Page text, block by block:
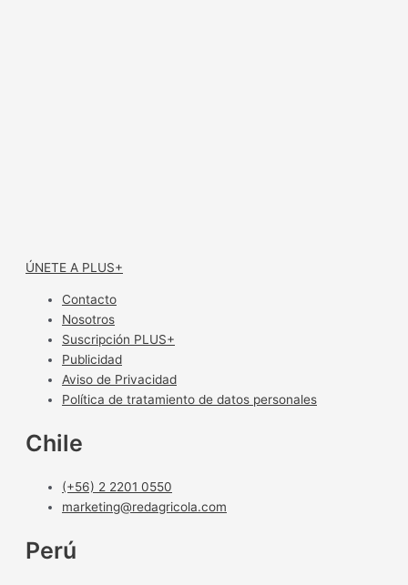
ÚNETE A PLUS+
Contacto
Nosotros
Suscripción PLUS+
Publicidad
Aviso de Privacidad
Política de tratamiento de datos personales
Chile
(+56) 2 2201 0550
marketing@redagricola.com
Perú